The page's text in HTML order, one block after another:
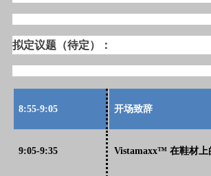
拟定议题（待定）：
8:55-9:05 开场致辞
9:05-9:35 Vistamaxx™ 在鞋材上